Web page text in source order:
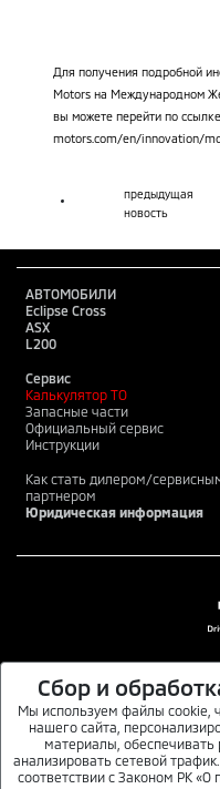
Для получения подробной
Motors на Международном
вы можете перейти по
motors.com/en/innovation/
предыдущая
новость
АВТОМОБИЛИ
Eclipse Cross
ASX
L200
Сервис
Калькулятор ТО
Запасные части
Официальный сервис
Инструкции
Как стать дилером/
партнером
Юридическая информация
Данный интернет-сайт носит
офертой. Для получения
MITSUBISHI MOTORS В
Сбор и
Мы используем файлы cookie,
нашего сайта,
материалы, обеспечивать
анализировать сетевой
соответствии с Законом РК